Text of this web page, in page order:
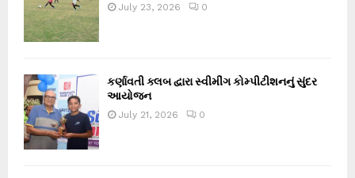
July 23, 2026 0
કર્ણાવતી ક્લબ દ્વારા સ્વીમીંગ કોમ્પીટીશનનું સુંદર
આયોજન
July 21, 2026 0